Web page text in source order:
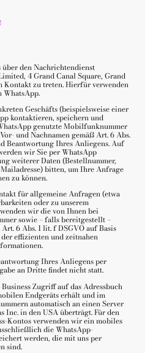
den Nachrichtendienst
4 Grand Canal Square, Grand
zu treten. Hierfür verwenden
WhatsApp.
Geschäfts (beispielsweise einer
kontaktieren, speichern und
genutzte Mobilfunknummer
und Nachnamen gemäß Art. 6 Abs.
Beantwortung Ihres Anliegens. Auf
wir Sie per WhatsApp
weiterer Daten (Bestellnummer,
bitten, um Ihre Anfrage
zu können.
für allgemeine Anfragen (etwa
oder zu unserem
wir die von Ihnen bei
sowie – falls bereitgestellt –
6 Abs. 1 lit. f DSGVO auf Basis
effizienten und zeitnahen
Ihres Anliegens per
an Dritte findet nicht statt.
Zugriff auf das Adressbuch
Endgeräts erhält und im
automatisch an einen Server
Inc. in den USA überträgt. Für den
Kontos verwenden wir ein mobiles
die WhatsApp-
werden, die mit uns per
sind.